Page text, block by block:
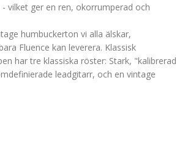
vilket ger en ren, okorrumperad och
humbuckerton vi alla älskar,
Fluence kan leverera. Klassisk
har tre klassiska röster: Stark, "kalibrerad
leadgitarr, och en vintage